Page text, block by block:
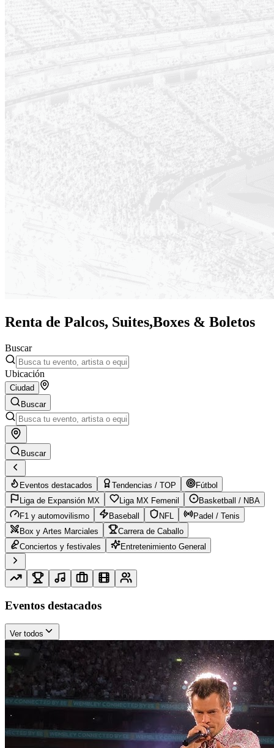
Renta de Palcos, Suites,Boxes & Boletos
Buscar
Ubicación
Ciudad
Buscar
Buscar
Eventos destacados Tendencias / TOP
Fútbol
Liga de Expansión MX
Liga MX Femenil
Basketball / NBA
F1 y automovilismo
Baseball NFL
Padel / Tenis
Box y Artes Marciales
Carrera de Caballo
Conciertos y festivales
Entretenimiento General
Eventos destacados
Ver todos